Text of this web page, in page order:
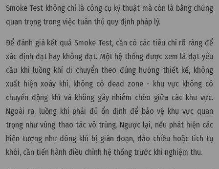
Smoke Test không chỉ là công cụ kỹ thuật mà còn là bằng chứng
quan trọng trong việc tuân thủ quy định pháp lý.
Để đánh giá kết quả Smoke Test, cần có các tiêu chí rõ ràng để
xác định đạt hay không đạt. Một hệ thống được xem là đạt yêu
cầu khi luồng khí di chuyển theo đúng hướng thiết kế, không
xuất hiện xoáy khí, không có dead zone - khu vực không có
chuyển động khí và không gây nhiễm chéo giữa các khu vực.
Ngoài ra, luồng khí phải đủ ổn định để bảo vệ khu vực quan
trọng như vùng thao tác vô trùng. Ngược lại, nếu phát hiện các
hiện tượng như dòng khí bị gián đoạn, đảo chiều hoặc tích tụ
khói, cần tiến hành điều chỉnh hệ thống trước khi nghiệm thu.